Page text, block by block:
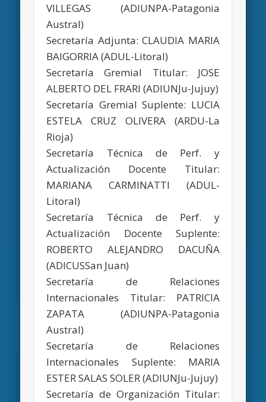
VILLEGAS (ADIUNPA-Patagonia
Austral)
Secretaría Adjunta: CLAUDIA MARIA
BAIGORRIA (ADUL-Litoral)
Secretaría Gremial Titular: JOSE
ALBERTO DEL FRARI (ADIUNJu-Jujuy)
Secretaría Gremial Suplente: LUCIA
ESTELA CRUZ OLIVERA (ARDU-La
Rioja)
Secretaría Técnica de Perf. y
Actualización Docente Titular:
MARIANA CARMINATTI (ADUL-
Litoral)
Secretaría Técnica de Perf. y
Actualización Docente Suplente:
ROBERTO ALEJANDRO DACUÑA
(ADICUSSan Juan)
Secretaría de Relaciones
Internacionales Titular: PATRICIA
ZAPATA (ADIUNPA-Patagonia
Austral)
Secretaría de Relaciones
Internacionales Suplente: MARIA
ESTER SALAS SOLER (ADIUNJu-Jujuy)
Secretaría de Organización Titular: